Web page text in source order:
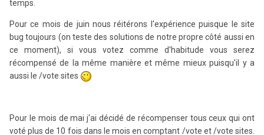
temps.
Pour ce mois de juin nous réitérons l'expérience puisque le site
bug toujours (on teste des solutions de notre propre côté aussi en
ce moment), si vous votez comme d'habitude vous serez
récompensé de la même manière et même mieux puisqu'il y a
aussi le /vote sites
Pour le mois de mai j'ai décidé de récompenser tous ceux qui ont
voté plus de 10 fois dans le mois en comptant /vote et /vote sites.